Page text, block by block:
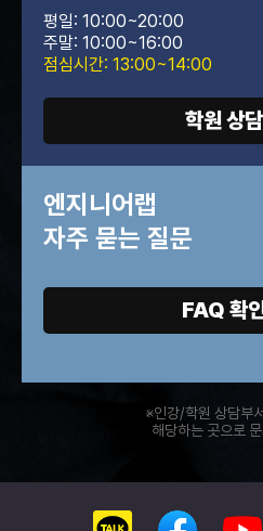
평일: 10:00~20:00
주말: 10:00~16:00
점심시간: 13:00~14:00
학원 상
엔지니어랩
자주 묻는 질문
FAQ 확
※인강/학원 상담부
해당하는 곳으로